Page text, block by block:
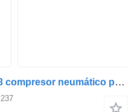
Knorr-Bremse 51541007353 compresor neumático para MAN TGS TGX cabeza tractora